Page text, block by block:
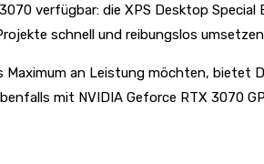
verfügbar: die XPS Desktop
schnell und reibungslos
Maximum an Leistung möchten, bietet
mit NVIDIA Geforce RTX 3070